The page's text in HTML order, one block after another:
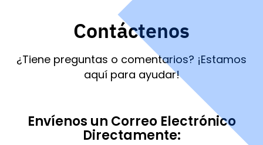
Contáctenos
¿Tiene preguntas o comentarios? ¡Estamos
aquí para ayudar!
Envíenos un Correo Electrónico
Directamente: